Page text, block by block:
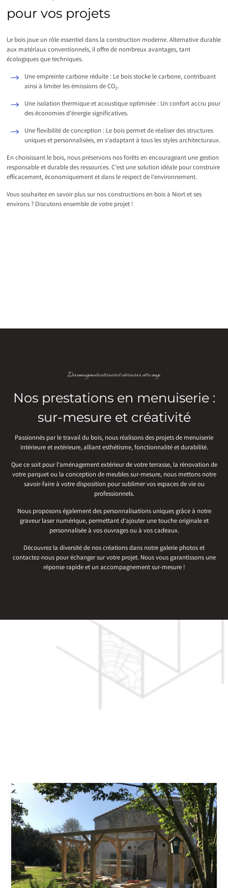
pour vos projets
Le bois joue un rôle essentiel dans la construction moderne. Alternative durable
aux matériaux conventionnels, il offre de nombreux avantages, tant
écologiques que techniques.
Une empreinte carbone réduite : Le bois stocke le carbone, contribuant
ainsi à limiter les émissions de CO₂.
Une isolation thermique et acoustique optimisée : Un confort accru pour
des économies d’énergie significatives.
Une flexibilité de conception : Le bois permet de réaliser des structures
uniques et personnalisées, en s’adaptant à tous les styles architecturaux.
En choisissant le bois, nous préservons nos forêts en encourageant une gestion
responsable et durable des ressources. C’est une solution idéale pour construire
efficacement, économiquement et dans le respect de l’environnement.
Vous souhaitez en savoir plus sur nos constructions en bois à Niort et ses
environs ? Discutons ensemble de votre projet !
Des aménagements intérieurs et extérieurs à votre image
Nos prestations en menuiserie :
sur-mesure et créativité
Passionnés par le travail du bois, nous réalisons des projets de menuiserie
intérieure et extérieure, alliant esthétisme, fonctionnalité et durabilité.
Que ce soit pour l’aménagement extérieur de votre terrasse, la rénovation de
votre parquet ou la conception de meubles sur-mesure, nous mettons notre
savoir-faire à votre disposition pour sublimer vos espaces de vie ou
professionnels.
Nous proposons également des personnalisations uniques grâce à notre
graveur laser numérique, permettant d’ajouter une touche originale et
personnalisée à vos ouvrages ou à vos cadeaux.
Découvrez la diversité de nos créations dans notre galerie photos et
contactez-nous pour échanger sur votre projet. Nous vous garantissons une
réponse rapide et un accompagnement sur-mesure !